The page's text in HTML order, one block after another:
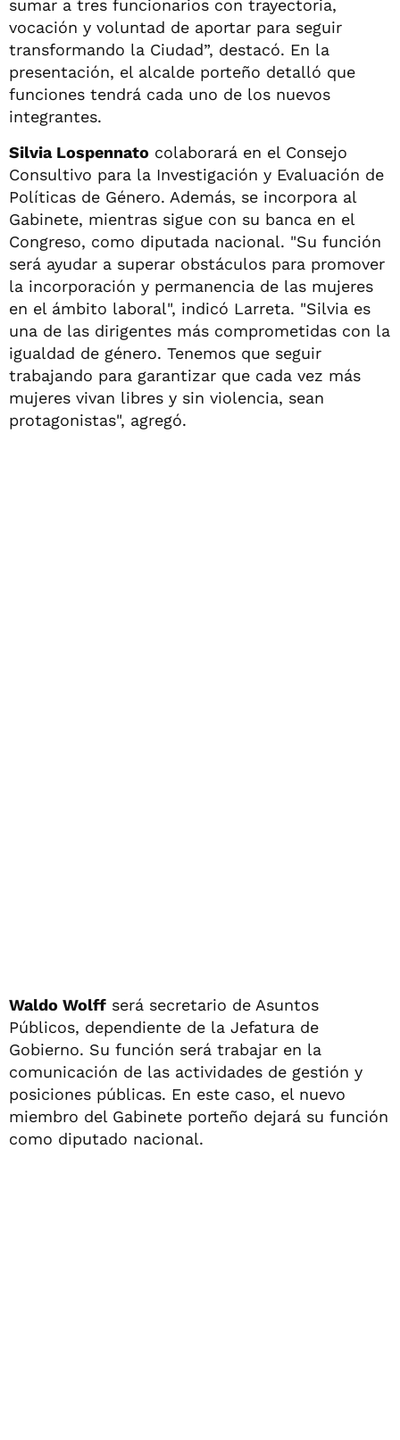
sumar a tres funcionarios con trayectoria,
vocación y voluntad de aportar para seguir
transformando la Ciudad”, destacó. En la
presentación, el alcalde porteño detalló que
funciones tendrá cada uno de los nuevos
integrantes.
Silvia Lospennato colaborará en el Consejo
Consultivo para la Investigación y Evaluación de
Políticas de Género. Además, se incorpora al
Gabinete, mientras sigue con su banca en el
Congreso, como diputada nacional. "Su función
será ayudar a superar obstáculos para promover
la incorporación y permanencia de las mujeres
en el ámbito laboral", indicó Larreta. "Silvia es
una de las dirigentes más comprometidas con la
igualdad de género. Tenemos que seguir
trabajando para garantizar que cada vez más
mujeres vivan libres y sin violencia, sean
protagonistas", agregó.
Waldo Wolff será secretario de Asuntos
Públicos, dependiente de la Jefatura de
Gobierno. Su función será trabajar en la
comunicación de las actividades de gestión y
posiciones públicas. En este caso, el nuevo
miembro del Gabinete porteño dejará su función
como diputado nacional.